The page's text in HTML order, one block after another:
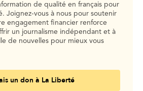
de qualité en français pour
Joignez-vous à nous pour soutenir
engagement financier renforce
un journalisme indépendant et à
de nouvelles pour mieux vous
un don à La Liberté